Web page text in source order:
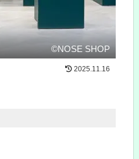
©NOSE SHOP
2025.11.16